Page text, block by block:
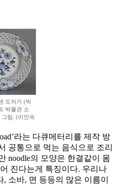
도자기 (빅
박물관 소
그림. (이인숙
라는 다큐메터리를 제작 방
공통으로 먹는 음식으로 조리
noodle의 모양은 한결같이 몸
진다는게 특징이다. 우리나
소바, 면 등등의 많은 이름이